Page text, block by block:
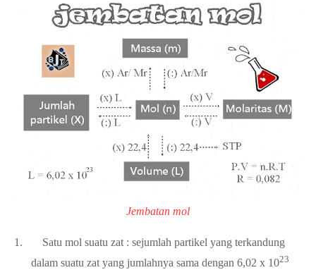
Jembatan mol
1.
Satu mol suatu zat : sejumlah partikel yang terkandung
dalam suatu zat yang jumlahnya sama dengan 6,02 x 1023